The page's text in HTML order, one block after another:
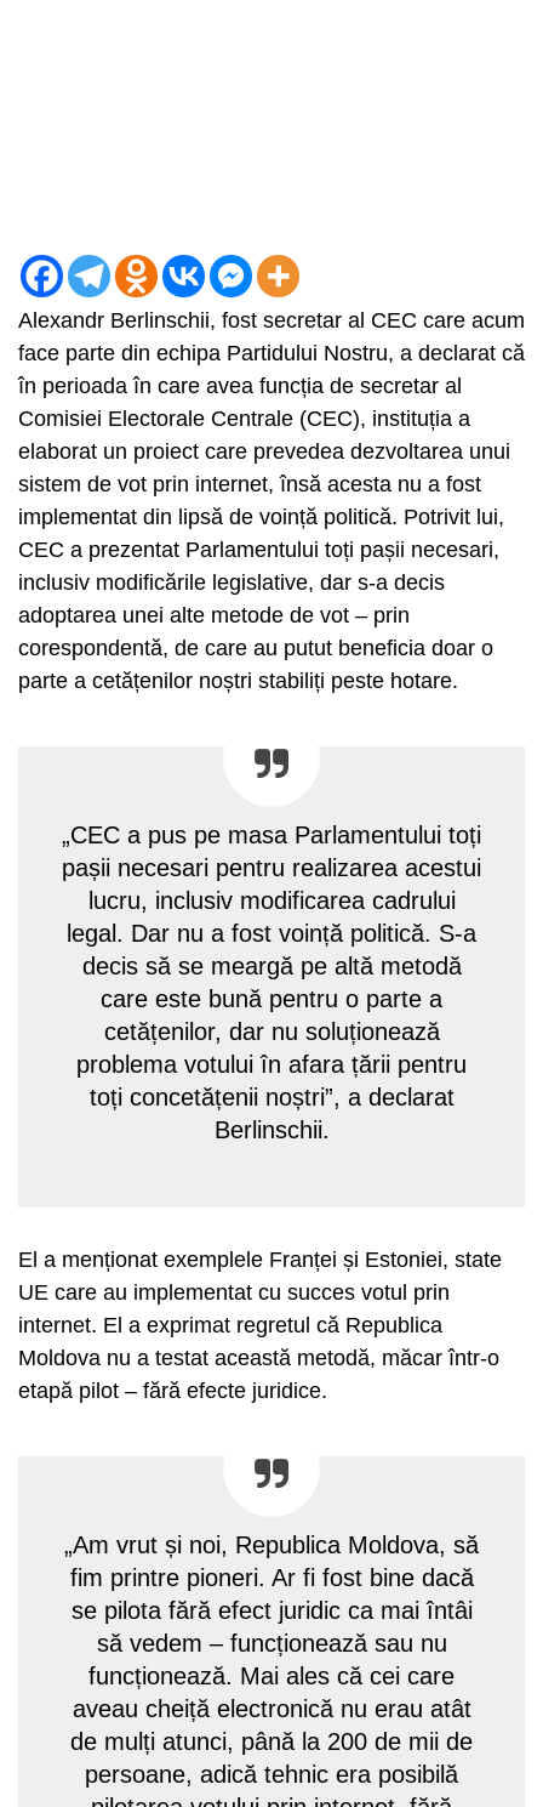
Alexandr Berlinschii, fost secretar al CEC care acum
face parte din echipa Partidului Nostru, a declarat că
în perioada în care avea funcția de secretar al
Comisiei Electorale Centrale (CEC), instituția a
elaborat un proiect care prevedea dezvoltarea unui
sistem de vot prin internet, însă acesta nu a fost
implementat din lipsă de voință politică. Potrivit lui,
CEC a prezentat Parlamentului toți pașii necesari,
inclusiv modificările legislative, dar s-a decis
adoptarea unei alte metode de vot – prin
corespondentă, de care au putut beneficia doar o
parte a cetățenilor noștri stabiliți peste hotare.
„CEC a pus pe masa Parlamentului toți
pașii necesari pentru realizarea acestui
lucru, inclusiv modificarea cadrului
legal. Dar nu a fost voință politică. S-a
decis să se meargă pe altă metodă
care este bună pentru o parte a
cetățenilor, dar nu soluționează
problema votului în afara țării pentru
toți concetățenii noștri”, a declarat
Berlinschii.
El a menționat exemplele Franței și Estoniei, state
UE care au implementat cu succes votul prin
internet. El a exprimat regretul că Republica
Moldova nu a testat această metodă, măcar într-o
etapă pilot – fără efecte juridice.
„Am vrut și noi, Republica Moldova, să
fim printre pioneri. Ar fi fost bine dacă
se pilota fără efect juridic ca mai întâi
să vedem – funcționează sau nu
funcționează. Mai ales că cei care
aveau cheiță electronică nu erau atât
de mulți atunci, până la 200 de mii de
persoane, adică tehnic era posibilă